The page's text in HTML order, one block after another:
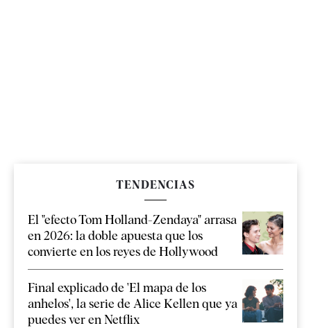
TENDENCIAS
El "efecto Tom Holland-Zendaya" arrasa
en 2026: la doble apuesta que los
convierte en los reyes de Hollywood
Final explicado de 'El mapa de los
anhelos', la serie de Alice Kellen que ya
puedes ver en Netflix